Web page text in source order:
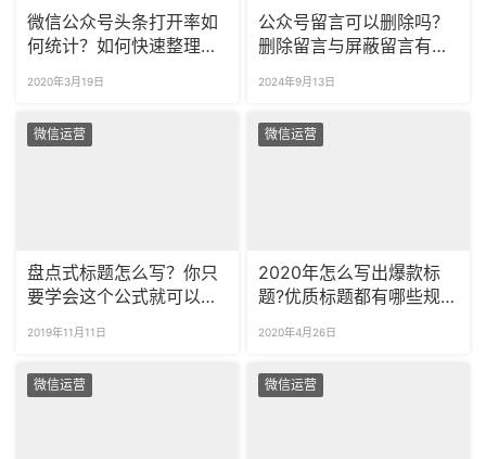
微信公众号头条打开率如
何统计？如何快速整理好
2020年3月19日
公众号留言可以删除吗？
删除留言与屏蔽留言有什
2024年9月13日
微信运营
盘点式标题怎么写？你只
要学会这个公式就可以
2019年11月11日
微信运营
2020年怎么写出爆款标
题?优质标题都有哪些规律
2020年4月26日
微信运营 微信运营